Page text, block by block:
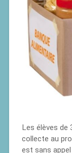
Les élèves
collecte au
est sans